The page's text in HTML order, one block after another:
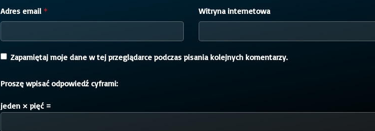
Adres email * Witryna internetowa
Zapamiętaj moje dane w tej przeglądarce podczas pisania kolejnych komentarzy.
Proszę wpisać odpowiedź cyframi:
jeden × pięć =